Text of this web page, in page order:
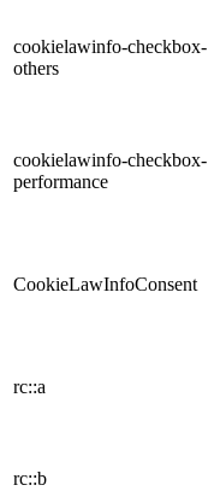
cookielawinfo-checkbox-
others
cookielawinfo-checkbox-
performance
CookieLawInfoConsent
rc::a
rc::b